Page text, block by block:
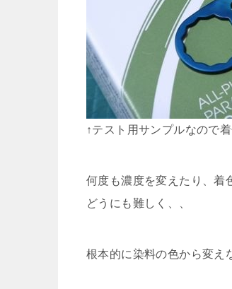
↑テスト用サンプルなので
何度も濃度を変えたり、着
どうにも難しく、、
根本的に染料の色から変え